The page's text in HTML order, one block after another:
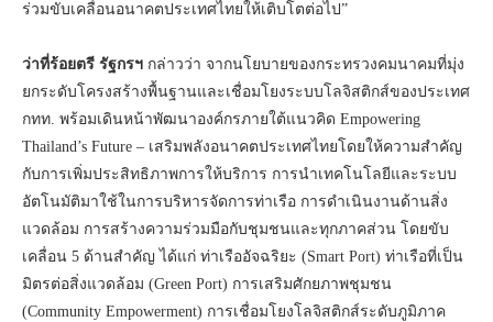
ร่วมขับเคลื่อนอนาคตประเทศไทยให้เติบโตต่อไป”
ว่าที่ร้อยตรี รัฐกรฯ กล่าวว่า จากนโยบายของกระทรวงคมนาคมที่มุ่ง
ยกระดับโครงสร้างพื้นฐานและเชื่อมโยงระบบโลจิสติกส์ของประเทศ
กทท. พร้อมเดินหน้าพัฒนาองค์กรภายใต้แนวคิด Empowering
Thailand’s Future – เสริมพลังอนาคตประเทศไทยโดยให้ความสำคัญ
กับการเพิ่มประสิทธิภาพการให้บริการ การนำเทคโนโลยีและระบบ
อัตโนมัติมาใช้ในการบริหารจัดการท่าเรือ การดำเนินงานด้านสิ่ง
แวดล้อม การสร้างความร่วมมือกับชุมชนและทุกภาคส่วน โดยขับ
เคลื่อน 5 ด้านสำคัญ ได้แก่ ท่าเรืออัจฉริยะ (Smart Port) ท่าเรือที่เป็น
มิตรต่อสิ่งแวดล้อม (Green Port) การเสริมศักยภาพชุมชน
(Community Empowerment) การเชื่อมโยงโลจิสติกส์ระดับภูมิภาค